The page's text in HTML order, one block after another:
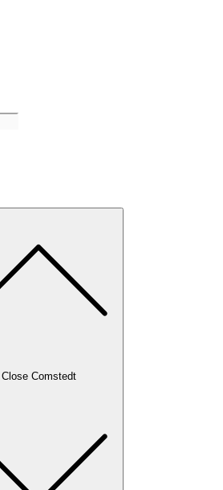
Close Comstedt